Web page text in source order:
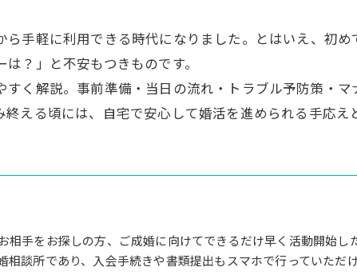
手軽に利用できる時代になりました。とはいえ、初
？」と不安もつきものです。
く解説。事前準備・当日の流れ・トラブル予防策・
える頃には、自宅で安心して婚活を進められる手応え
相手をお探しの方、ご成婚に向けてできるだけ早く活動開始
相談所であり、入会手続きや書類提出もスマホで行っていただけ